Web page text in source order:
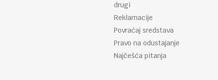
drugi
Reklamacije
Povraćaj sredstava
Pravo na odustajanje
Najčešća pitanja